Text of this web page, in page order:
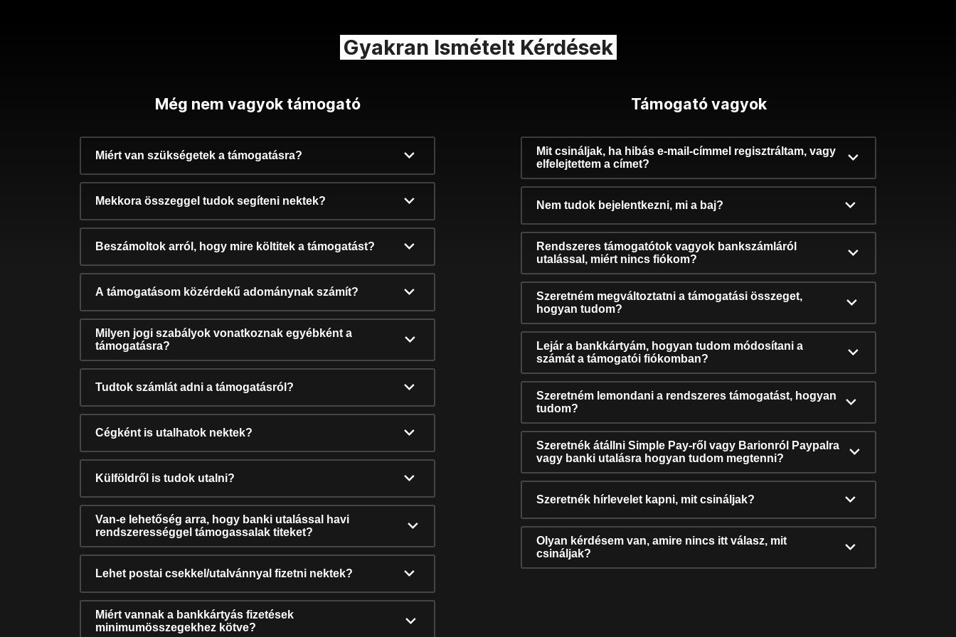
Gyakran Ismételt Kérdések
Még nem vagyok támogató
Miért van szükségetek a támogatásra?
Mekkora összeggel tudok segíteni nektek?
Beszámoltok arról, hogy mire költitek a támogatást?
A támogatásom közérdekű adománynak számít?
Milyen jogi szabályok vonatkoznak egyébként a
támogatásra?
Tudtok számlát adni a támogatásról?
Cégként is utalhatok nektek?
Külföldről is tudok utalni?
Van-e lehetőség arra, hogy banki utalással havi
rendszerességgel támogassalak titeket?
Lehet postai csekkel/utalvánnyal fizetni nektek?
Miért vannak a bankkártyás fizetések
minimumösszegekhez kötve?
Támogató vagyok
Mit csináljak, ha hibás e-mail-címmel regisztráltam, vagy
elfelejtettem a címet?
Nem tudok bejelentkezni, mi a baj?
Rendszeres támogatótok vagyok bankszámláról
utalással, miért nincs fiókom?
Szeretném megváltoztatni a támogatási összeget,
hogyan tudom?
Lejár a bankkártyám, hogyan tudom módosítani a
számát a támogatói fiókomban?
Szeretném lemondani a rendszeres támogatást, hogyan
tudom?
Szeretnék átállni Simple Pay-ről vagy Barionról Paypalra
vagy banki utalásra hogyan tudom megtenni?
Szeretnék hírlevelet kapni, mit csináljak?
Olyan kérdésem van, amire nincs itt válasz, mit
csináljak?